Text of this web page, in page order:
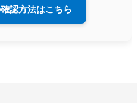
認方法はこちら